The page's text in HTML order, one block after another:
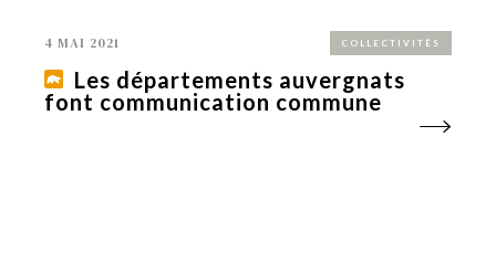
4 MAI 2021 COLLECTIVITÉS
Les départements auvergnats
font communication commune